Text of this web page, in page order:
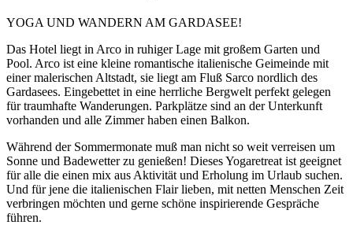
YOGA UND WANDERN AM GARDASEE!
Das Hotel liegt in Arco in ruhiger Lage mit großem Garten und
Pool. Arco ist eine kleine romantische italienische Geimeinde mit
einer malerischen Altstadt, sie liegt am Fluß Sarco nordlich des
Gardasees. Eingebettet in eine herrliche Bergwelt perfekt gelegen
für traumhafte Wanderungen. Parkplätze sind an der Unterkunft
vorhanden und alle Zimmer haben einen Balkon.
Während der Sommermonate muß man nicht so weit verreisen um
Sonne und Badewetter zu genießen! Dieses Yogaretreat ist geeignet
für alle die einen mix aus Aktivität und Erholung im Urlaub suchen.
Und für jene die italienischen Flair lieben, mit netten Menschen Zeit
verbringen möchten und gerne schöne inspirierende Gespräche
führen.